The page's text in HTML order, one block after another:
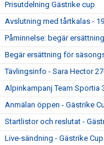
SARA HECTOR CUP
Prisutdelning Gästrike cup
Avslutning med tårtkalas -
Påminnelse: begär
Begär ersättning för
Tävlingsinfo - Sara Hector
Alpinkampanj Team Sportia
Anmälan öppen - Gästrike
Startlistor och reslutat -
Live-sändning - Gästrike